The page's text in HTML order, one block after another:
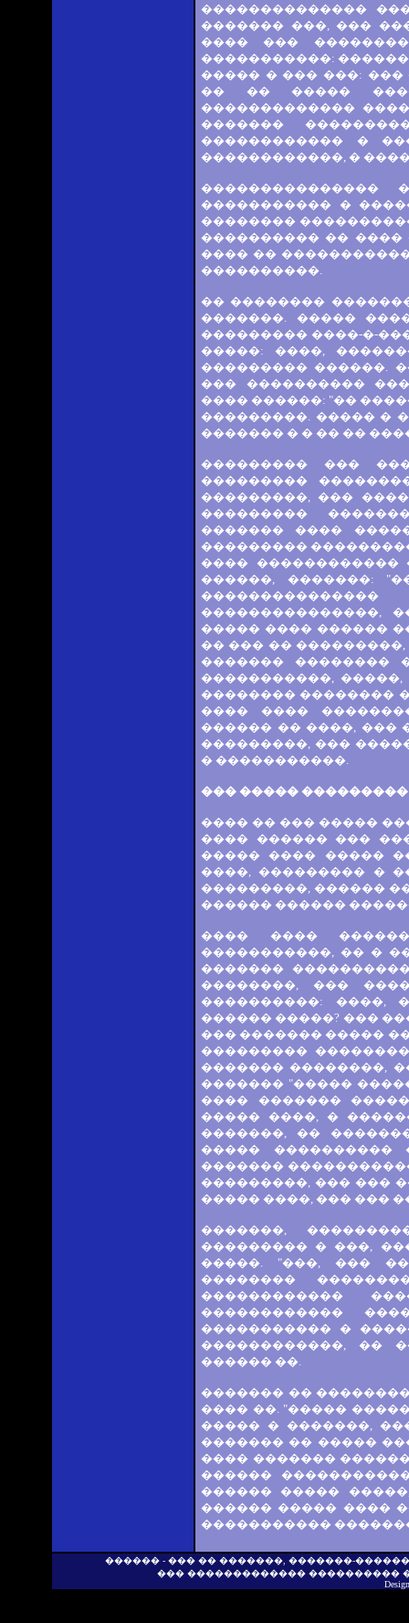
��������������
������� ���, ���
���� ���
�����������:
����� � ��� ���:
�� �� �����
�������������
�������
������������ �
������������, �
���������������
����������� �
��������
���������� ��
���� ��
����������.
�� ��������
�������. �����
��������� ����-�-
�����: ����,
��������� ������.
��� ����������
���� ������: "��
���������. ����� �
������� � � �� ��
��������� ���
���������
���������, ���
���������
������� ����
���������
���� ������������
������, �������:
���������������,
����� ���� ������
�� ��� ��
������� ��������
�����������,
�������� ��������
���� ����
������ �� ����, ���
���������, ���
� �����������.
��� �����
���� �� ��� �����
���� ������ ���
����� ���� �����
����, ��������� �
���������, ������
������ ������
���� ����
�����������, �� �
�������
��������, ���
����������: ����,
������ �����? ���
��� ������� �����
���������
������� ��������,
������� "�����
���� �������
����� ����, �
�������, ��
����� ����������
�������
���������, ��� ���
����� ����, ��� ���
�������,
��������� � ���,
�����. "���, ���
��������
������������
������������
����������� �
������������, ��
������ ��.
������� ��
���� ��. "�����
����� � �������,
������� �� �����
���� �������
������
������ �����
������ ����� ����
�����������
������ - ��� �� �������, �������-
��� ������������� ����������